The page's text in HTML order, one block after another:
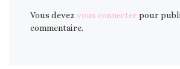
Vous devezvous connecter pour
commentaire.